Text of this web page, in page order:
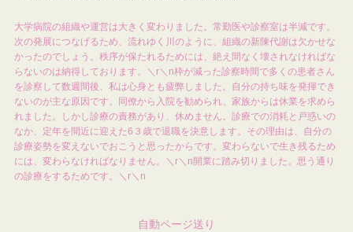
大学病院の組織や運営は大きく変わりました。常勤医や診察室は半減です。
次の発展につなげるため、流れゆく川のように、組織の新陳代謝は欠かせな
かったのでしょう。秩序が保たれるためには、絶え間なく壊されなければな
らないのは納得しております。＼r＼n枠が減った診察時間で多くの患者さん
を診察して数週間後、私は心身とも疲弊しました。自分の持ち味を発揮でき
ないのが主な原因です。同僚から入院を勧められ、家族からは休業を求めら
れました。しかし診療の責務があり、休めません。診療での消耗と戸惑いの
なか、定年を間近に迎えた6３歳で退職を決意します。その理由は、自分の
診療姿勢を変えないでおこうと思ったからです。変わらないで生き残るため
には、変わらなければなりません。＼r＼n開業に踏み切りました。思う通り
の診療をするためです。＼r＼n
自動ページ送り